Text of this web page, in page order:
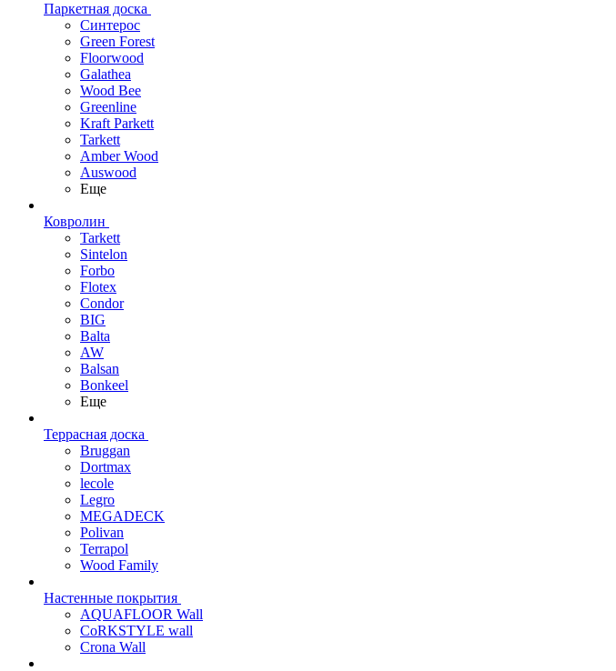
Паркетная доска
Синтерос
Green Forest
Floorwood
Galathea
Wood Bee
Greenline
Kraft Parkett
Tarkett
Amber Wood
Auswood
Еще
Ковролин
Tarkett
Sintelon
Forbo
Flotex
Condor
BIG
Balta
AW
Balsan
Bonkeel
Еще
Террасная доска
Bruggan
Dortmax
lecole
Legro
MEGADECK
Polivan
Terrapol
Wood Family
Настенные покрытия
AQUAFLOOR Wall
CoRKSTYLE wall
Crona Wall